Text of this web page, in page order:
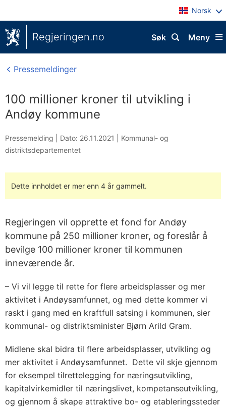
Norsk
Regjeringen.no Meny
Søk
Pressemeldinger
100 millioner kroner til utvikling i
Andøy kommune
Pressemelding | Dato: 26.11.2021
Kommunal- og
distriktsdepartementet
Dette innholdet er mer enn 4 år gammelt.
Regjeringen vil opprette et fond for Andøy
kommune på 250 millioner kroner, og foreslår å
bevilge 100 millioner kroner til kommunen
inneværende år.
– Vi vil legge til rette for flere arbeidsplasser og mer
aktivitet i Andøysamfunnet, og med dette kommer vi
raskt i gang med en kraftfull satsing i kommunen, sier
kommunal- og distriktsminister Bjørn Arild Gram.
Midlene skal bidra til flere arbeidsplasser, utvikling og
mer aktivitet i Andøysamfunnet. Dette vil skje gjennom
for eksempel tilrettelegging for næringsutvikling,
kapitalvirkemidler til næringslivet, kompetanseutvikling,
og gjennom å skape attraktive bo- og etableringssteder